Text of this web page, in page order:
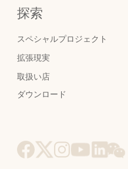
探索
スペシャルプロジェクト
拡張現実
取扱い店
ダウンロード